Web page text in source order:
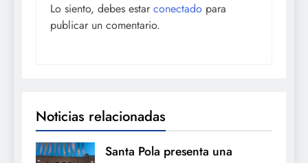
Lo siento, debes estar conectado para
publicar un comentario.
Noticias relacionadas
Santa Pola presenta una